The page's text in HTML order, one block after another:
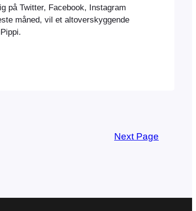
på Twitter, Facebook, Instagram
måned, vil et altoverskyggende
Next Page